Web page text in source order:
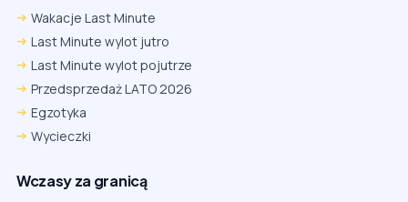
Wakacje Last Minute
Last Minute wylot jutro
Last Minute wylot pojutrze
Przedsprzedaż LATO 2026
Egzotyka
Wycieczki
Wczasy za granicą